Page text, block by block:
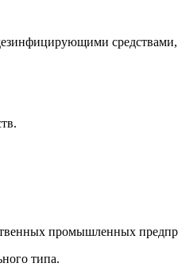
средствами,
промышленных
типа.